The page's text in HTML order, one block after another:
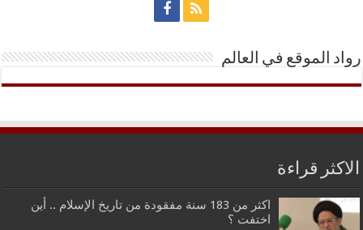
رواد الموقع في العالم
الاكثر قراءة
اكثر من 183 سنة مفقودة من تاريخ الإسلام .. أين
اختفت ؟